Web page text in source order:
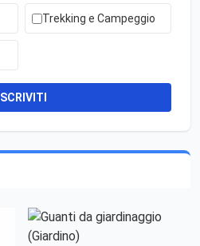
Trekking e Campeggio
ISCRIVITI